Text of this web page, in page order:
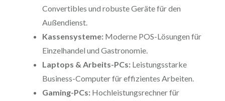
Convertibles und robuste Geräte für den
Außendienst.
Kassensysteme:Moderne POS-Lösungen für
Einzelhandel und Gastronomie.
Laptops & Arbeits-PCs:Leistungsstarke
Business-Computer für effizientes Arbeiten.
Gaming-PCs:Hochleistungsrechner für